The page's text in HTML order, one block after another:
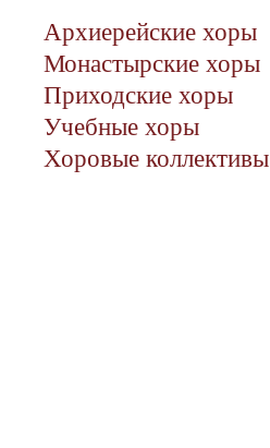
Архиерейские хоры
Монастырские хоры
Приходские хоры
Учебные хоры
Хоровые коллективы